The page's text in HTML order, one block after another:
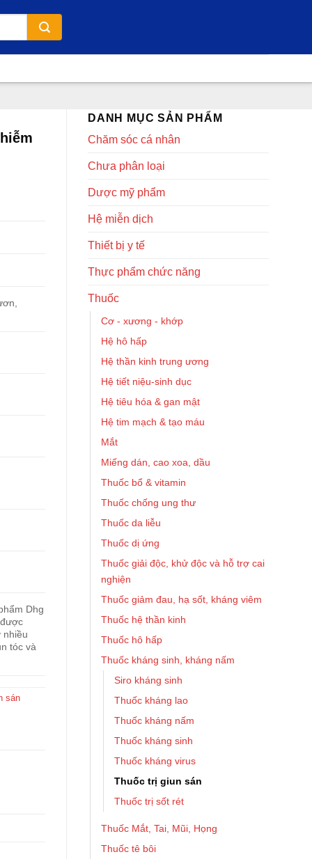
DANH MỤC SẢN PHẨM
Chăm sóc cá nhân
Chưa phân loại
Dược mỹ phẩm
Hệ miễn dịch
Thiết bị y tế
Thực phẩm chức năng
Thuốc
Cơ - xương - khớp
Hệ hô hấp
Hệ thần kinh trung ương
Hệ tiết niệu-sinh dục
Hệ tiêu hóa & gan mật
Hệ tim mạch & tạo máu
Mắt
Miếng dán, cao xoa, dầu
Thuốc bổ & vitamin
Thuốc chống ung thư
Thuốc da liễu
Thuốc dị ứng
Thuốc giải độc, khử độc và hỗ trợ cai
nghiện
Thuốc giảm đau, hạ sốt, kháng viêm
Thuốc hệ thần kinh
Thuốc hô hấp
Thuốc kháng sinh, kháng nấm
Siro kháng sinh
Thuốc kháng lao
Thuốc kháng nấm
Thuốc kháng sinh
Thuốc kháng virus
Thuốc trị giun sán
Thuốc trị sốt rét
Thuốc Mắt, Tai, Mũi, Họng
Thuốc tê bôi
Dhg
nhiều
tóc và
sán